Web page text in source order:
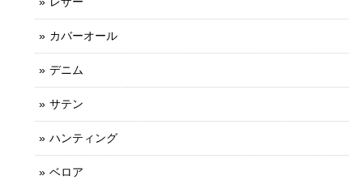
カバーオール
デニム
サテン
ハンティング
ベロア